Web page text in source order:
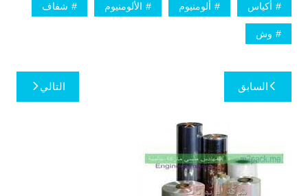
أكياس ألومنيوم الألومنيوم شفاف
وش
تصفّح
المقالات
السابق التالي